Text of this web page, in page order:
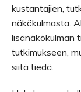
kustantajien,
näkökulmasta.
lisänäkökulman
tutkimukseen,
siitä tiedä.